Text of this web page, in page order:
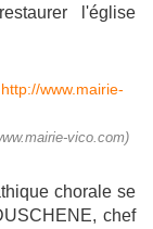
l'église
vico.com)
chorale se
chef